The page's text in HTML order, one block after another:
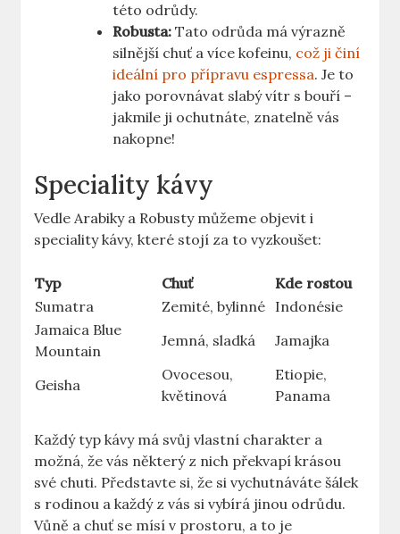
této odrůdy.
Robusta: Tato odrůda má výrazně
silnější chuť a více kofeinu, což ji činí
ideální pro přípravu espressa. Je to
jako porovnávat slabý vítr s bouří –
jakmile ji ochutnáte, znatelně vás
nakopne!
Speciality kávy
Vedle Arabiky a Robusty můžeme objevit i
speciality kávy, které stojí za to vyzkoušet:
Typ Chuť
Kde rostou
Sumatra
Zemité, bylinné Indonésie
Jamaica Blue
Mountain
Jemná, sladká Jamajka
Geisha
Ovocesou,
květinová
Etiopie,
Panama
Každý typ kávy má svůj vlastní charakter a
možná, že vás některý z nich překvapí krásou
své chuti. Představte si, že si vychutnáváte šálek
s rodinou a každý z vás si vybírá jinou odrůdu.
Vůně a chuť se mísí v prostoru, a to je